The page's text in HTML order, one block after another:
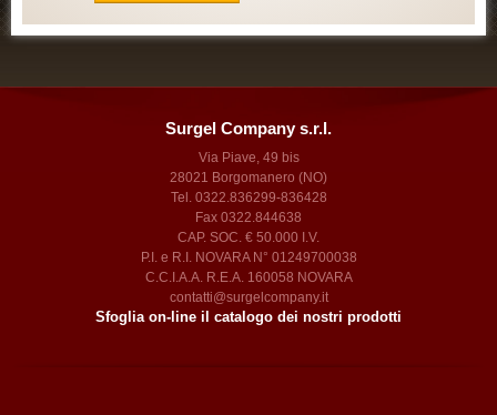
Surgel Company s.r.l.
Via Piave, 49 bis
28021 Borgomanero (NO)
Tel. 0322.836299-836428
Fax 0322.844638
CAP. SOC. € 50.000 I.V.
P.I. e R.I. NOVARA N° 01249700038
C.C.I.A.A. R.E.A. 160058 NOVARA
contatti@surgelcompany.it
Sfoglia on-line il catalogo dei nostri prodotti